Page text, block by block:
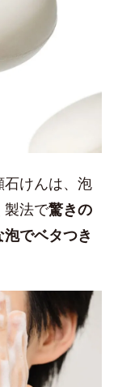
石けんは、泡
製法で驚きの
でベタつき